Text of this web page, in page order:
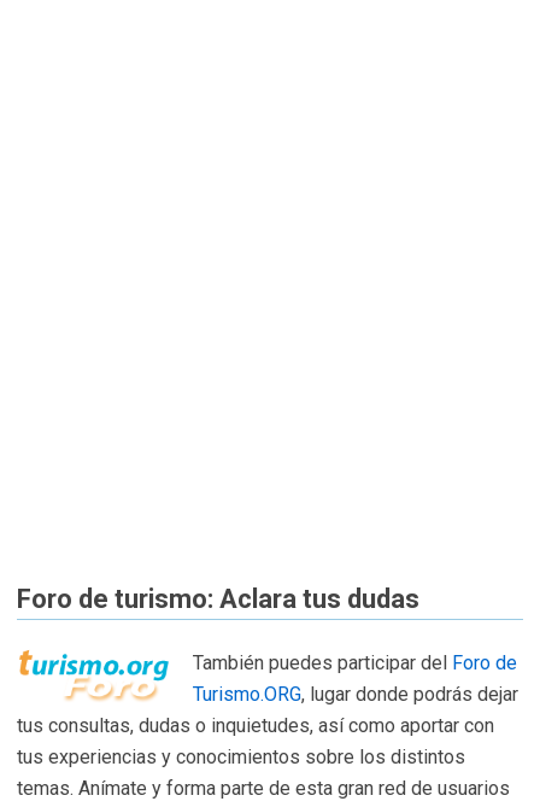
Foro de turismo: Aclara tus dudas
También puedes participar del Foro de
Turismo.ORG, lugar donde podrás dejar
tus consultas, dudas o inquietudes, así como aportar con
tus experiencias y conocimientos sobre los distintos
temas. Anímate y forma parte de esta gran red de usuarios